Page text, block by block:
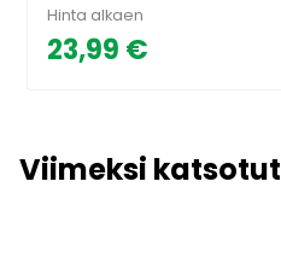
Hinta alkaen
23,99 €
Viimeksi katsotut